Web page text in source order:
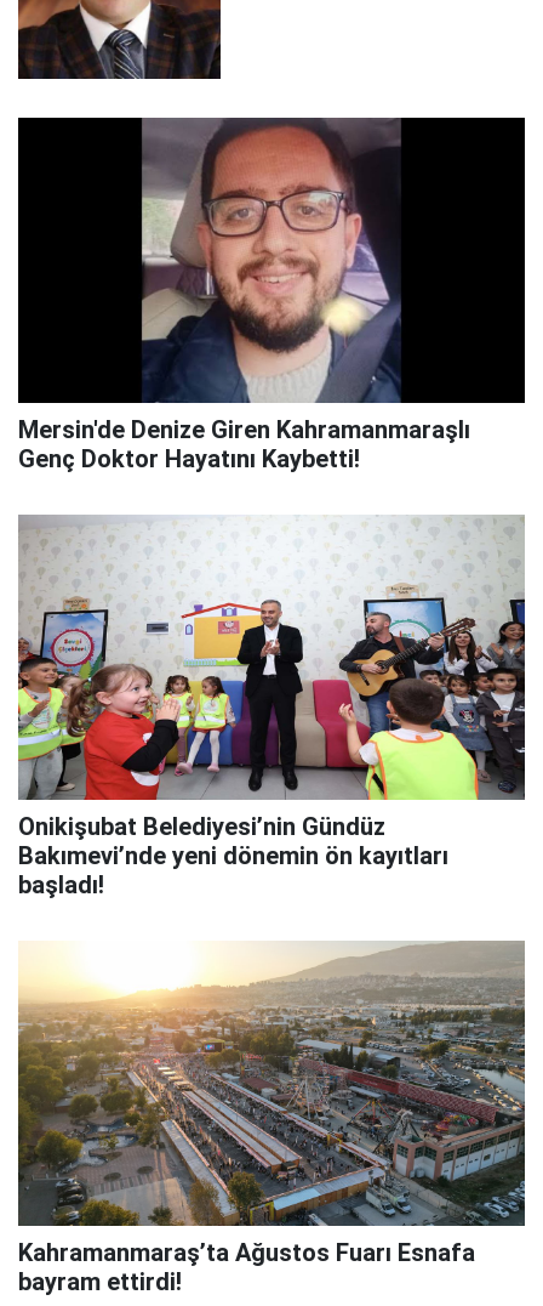
Mersin'de Denize Giren Kahramanmaraşlı
Genç Doktor Hayatını Kaybetti!
Onikişubat Belediyesi’nin Gündüz
Bakımevi’nde yeni dönemin ön kayıtları
başladı!
Kahramanmaraş’ta Ağustos Fuarı Esnafa
bayram ettirdi!